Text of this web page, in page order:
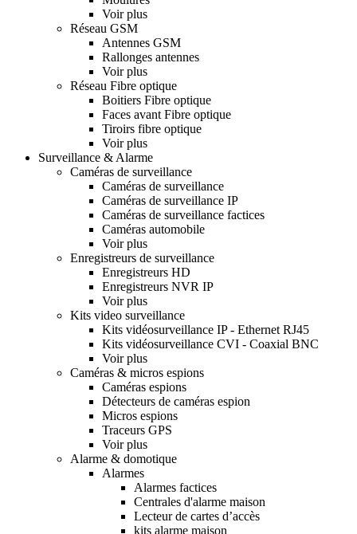
Voir plus
Réseau GSM
Antennes GSM
Rallonges antennes
Voir plus
Réseau Fibre optique
Boitiers Fibre optique
Faces avant Fibre optique
Tiroirs fibre optique
Voir plus
Surveillance & Alarme
Caméras de surveillance
Caméras de surveillance
Caméras de surveillance IP
Caméras de surveillance factices
Caméras automobile
Voir plus
Enregistreurs de surveillance
Enregistreurs HD
Enregistreurs NVR IP
Voir plus
Kits video surveillance
Kits vidéosurveillance IP - Ethernet RJ45
Kits vidéosurveillance CVI - Coaxial BNC
Voir plus
Caméras & micros espions
Caméras espions
Détecteurs de caméras espion
Micros espions
Traceurs GPS
Voir plus
Alarme & domotique
Alarmes
Alarmes factices
Centrales d'alarme maison
Lecteur de cartes d’accès
kits alarme maison